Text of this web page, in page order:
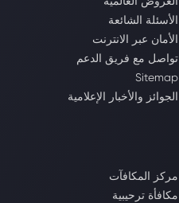
الأسئلة الشائعة
الأمان عبر الانترنت
تواصل مع فريق الدعم
Sitemap
الجوائز والأخبار الإعلامية
مركز المكافآت
مكافأة ترحيبية